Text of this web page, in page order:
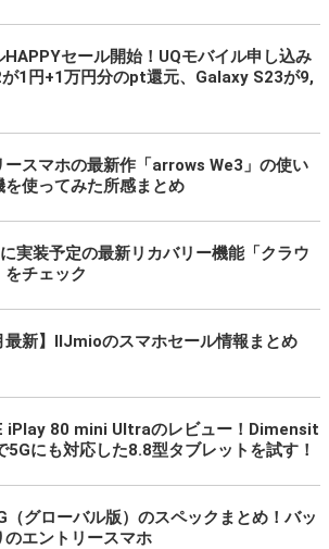
セール開始！UQモバイル申し込み
1円+1万円分のpt還元、Galaxy S23が9,
ースマホの最新作「arrows We3」の使い
使ってみた所感まとめ
実装予定の最新リカバリー機能「クラウ
をチェック
最新】IIJmioのスマホセール情報まとめ
iPlay 80 mini Ultraのレビュー！Dimensit
にも対応した8.8型タブレットを試す！
（グローバル版）のスペックまとめ！バッ
のエントリースマホ